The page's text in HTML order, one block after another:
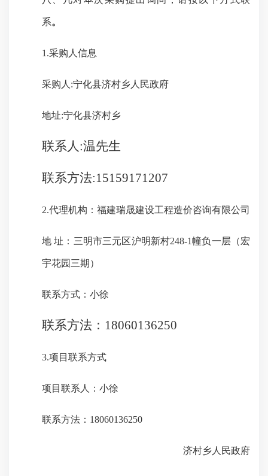
系。
1.采购人信息
采购人:宁化县济村乡人民政府
地址:宁化县济村乡
联系人:温先生
联系方法:15159171207
2.代理机构：福建瑞晟建设工程造价咨询有限公司
地 址： 三明市三元区沪明新村248-1幢负一层（宏
宇花园三期）
联系方式： 小徐
联系方法： 18060136250
3.项目联系方式
项目联系人：小徐
联系方法 ： 18060136250
济村乡人民政府